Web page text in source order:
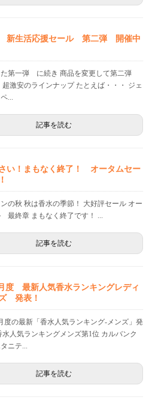
新生活応援セール 第二弾 開催中
た第一弾 に続き 商品を変更して第二弾
超激安のラインナップ たとえば・・・ ジェ
...
記事を読む
い！まもなく終了！ オータムセー
の秋 秋は香水の季節！ 大好評セール オー
最終章 まもなく終了です！ ...
記事を読む
度 最新人気香水ランキングレディ
発表！
の最新「香水人気ランキング-メンズ」発
水人気ランキングメンズ第1位 カルバンク
ニテ...
記事を読む